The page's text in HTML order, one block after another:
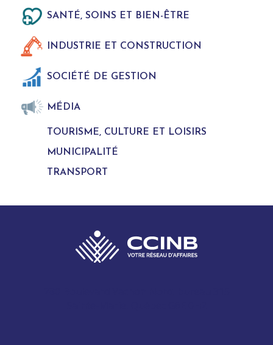
SANTÉ, SOINS ET BIEN-ÊTRE
INDUSTRIE ET CONSTRUCTION
SOCIÉTÉ DE GESTION
MÉDIA
TOURISME, CULTURE ET LOISIRS
MUNICIPALITÉ
TRANSPORT